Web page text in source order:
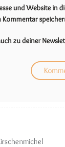
und Website in
Kommentar
zu deiner